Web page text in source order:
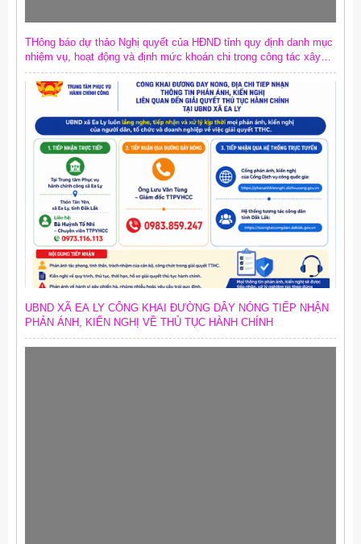
THông báo dự thảo Nghị quyết của HĐND tỉnh quy định danh mục
nhiệm vụ, hoạt động và định mức khoán chi trong công tác xây
dựng văn bản quy phạm pháp luật trên địa bàn tỉnh
UBND XÃ EA LY CÔNG KHAI ĐƯỜNG DÂY NÓNG TIẾP NHẬN
PHẢN ÁNH, KIẾN NGHỊ VỀ THỦ TỤC HÀNH CHÍNH